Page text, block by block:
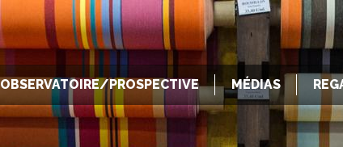
OBSERVATOIRE/PROSPECTIVE MÉDIAS